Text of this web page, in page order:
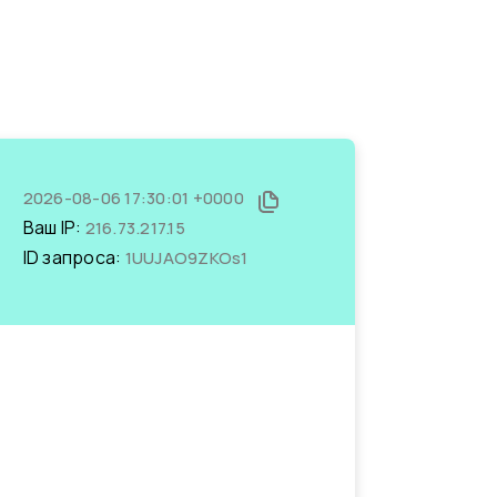
2026-08-06 17:30:01 +0000
Ваш IP: 216.73.217.15
ID запроса: 1UUJAO9ZKOs1